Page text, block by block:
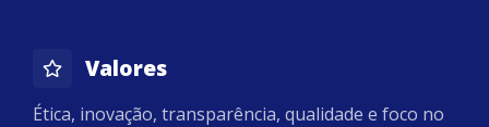
Valores
Ética, inovação, transparência, qualidade e foco no